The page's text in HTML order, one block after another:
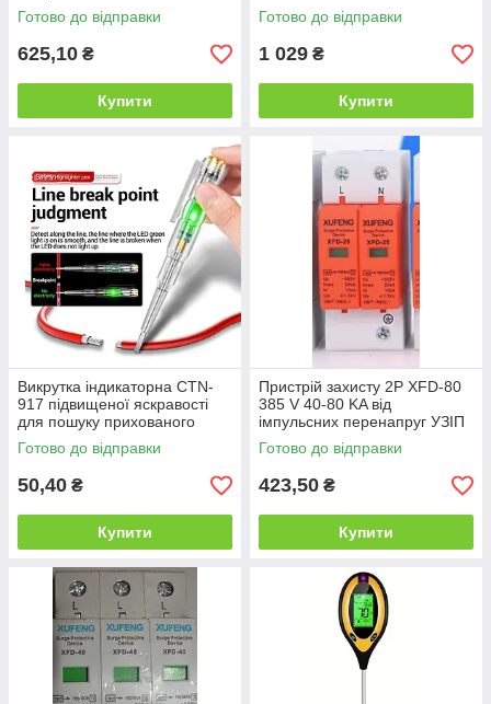
Готово до відправки
625,10 ₴
Купити
Готово до відправки
1 029 ₴
Купити
Викрутка індикаторна CTN-
917 підвищеної яскравості
для пошуку прихованого
проведення (без паковання)
Готово до відправки
50,40 ₴
Купити
Пристрій захисту 2P XFD-80
385 V 40-80 KA від
імпульсних перенапруг УЗІП
змінного струму
Готово до відправки
423,50 ₴
Купити